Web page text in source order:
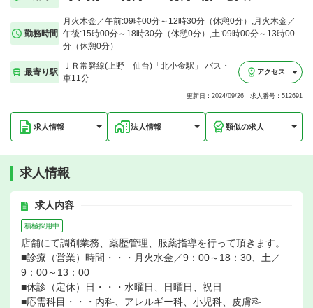
勤務時間
月火木金／午前:09時00分～12時30分（休憩0分）,月火木金／
午後:15時00分～18時30分（休憩0分）,土:09時00分～13時00
分（休憩0分）
最寄り駅
ＪＲ常磐線(上野－仙台)「北小金駅」 バス・
車11分
アクセス
更新日：2024/09/26 求人番号：512691
求人情報 法人情報 類似の求人
求人情報
求人内容
積極採用中
店舗にて調剤業務、薬歴管理、服薬指導を行って頂きます。
■診療（営業）時間・・・月火水金／9：00～18：30、土／
9：00～13：00
■休診（定休）日・・・水曜日、日曜日、祝日
■応需科目・・・内科、アレルギー科、小児科、皮膚科